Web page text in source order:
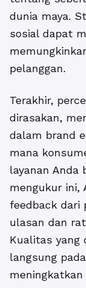
dunia maya.
sosial dapat
pelanggan.
Terakhir,
dirasakan,
dalam brand
mana
layanan Anda
mengukur ini,
feedback dari
ulasan dan
Kualitas yang
langsung